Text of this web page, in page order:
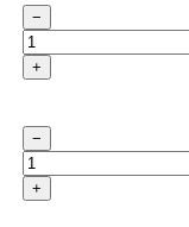
−
+
−
+